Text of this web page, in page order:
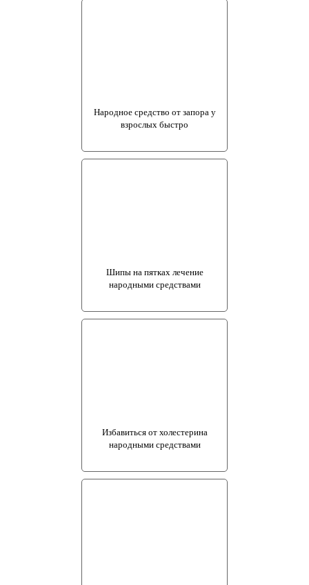
Народное средство от запора у
взрослых быстро
Шипы на пятках лечение
народными средствами
Избавиться от холестерина
народными средствами